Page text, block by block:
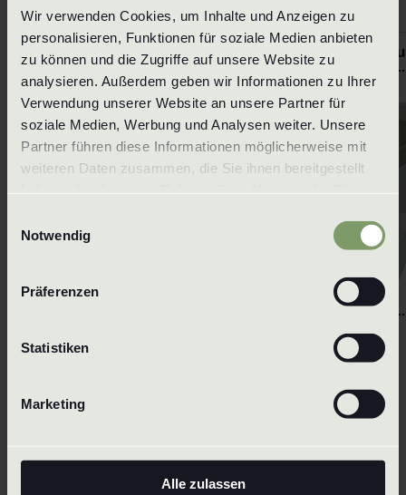
Wir verwenden Cookies, um Inhalte und Anzeigen zu
personalisieren, Funktionen für soziale Medien anbieten
zu können und die Zugriffe auf unsere Website zu
analysieren. Außerdem geben wir Informationen zu Ihrer
Verwendung unserer Website an unsere Partner für
soziale Medien, Werbung und Analysen weiter. Unsere
Partner führen diese Informationen möglicherweise mit
weiteren Daten zusammen, die Sie ihnen bereitgestellt
unsere Datenschutzerklärung
Notwendig
Präferenzen
Statistiken
Marketing
Alle zulassen
Ytterligare munstycken med full kon
VKX från 1 tum VKX från 1
Tillbaka tillöversikten övervåra
munstycken